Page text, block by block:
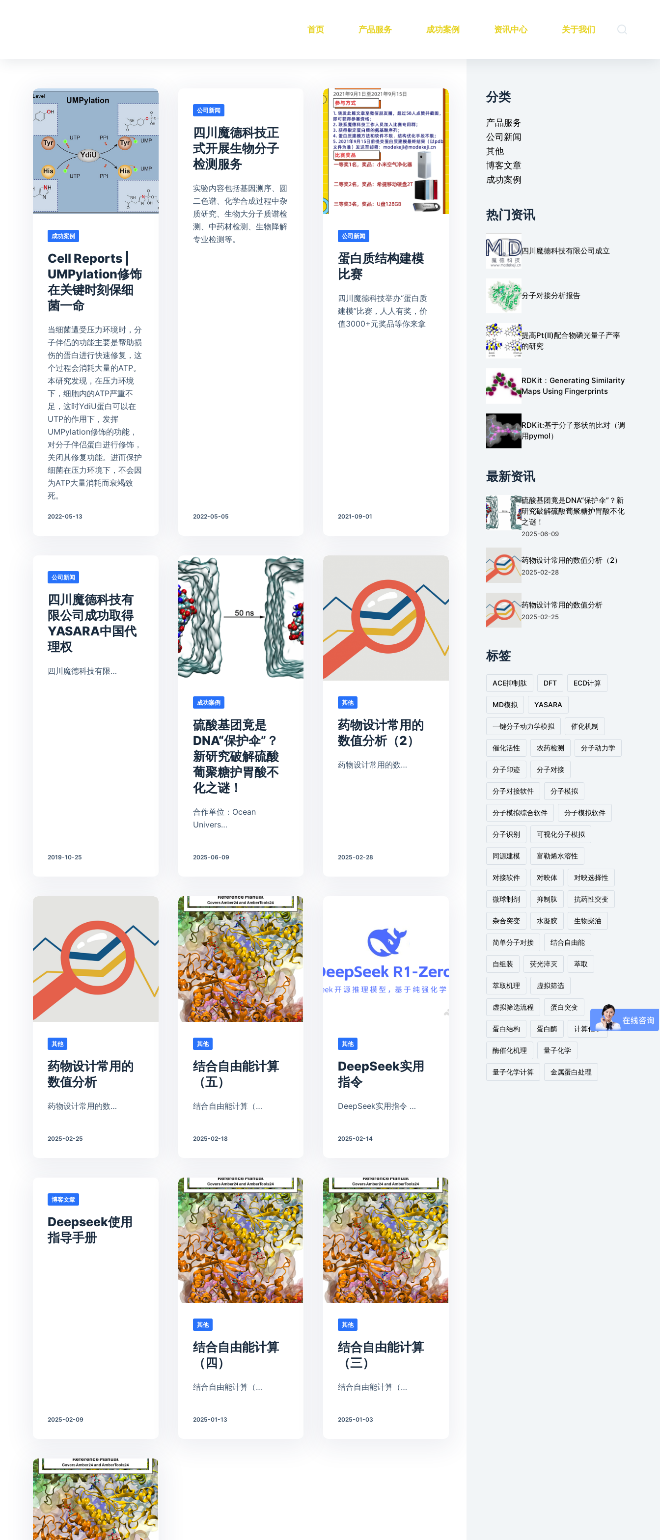
首页 产品服务 成功案例 资讯中心 关于我们
成功案例
Cell Reports |
UMPylation修饰
在关键时刻保细
菌一命
当细菌遭受压力环境时，分
子伴侣的功能主要是帮助损
伤的蛋白进行快速修复，这
个过程会消耗大量的ATP。
本研究发现，在压力环境
下，细胞内的ATP严重不
足，这时YdiU蛋白可以在
UTP的作用下，发挥
UMPylation修饰的功能，
对分子伴侣蛋白进行修饰，
关闭其修复功能。进而保护
细菌在压力环境下，不会因
为ATP大量消耗而衰竭致
死。
2022-05-13
公司新闻
四川魔德科技正
式开展生物分子
检测服务
实验内容包括基因测序、圆
二色谱、化学合成过程中杂
质研究、生物大分子质谱检
测、中药材检测、生物降解
专业检测等。
2022-05-05
公司新闻
蛋白质结构建模
比赛
四川魔德科技举办“蛋白质
建模”比赛，人人有奖，价
值3000+元奖品等你来拿
2021-09-01
公司新闻
四川魔德科技有
限公司成功取得
YASARA中国代
理权
四川魔德科技有限…
2019-10-25
成功案例
硫酸基团竟是
DNA“保护伞”？
新研究破解硫酸
葡聚糖护胃酸不
化之谜！
合作单位：Ocean
Univers…
2025-06-09
其他
药物设计常用的
数值分析（2）
药物设计常用的数…
2025-02-28
其他
药物设计常用的
数值分析
药物设计常用的数…
2025-02-25
其他
结合自由能计算
（五）
结合自由能计算（…
2025-02-18
其他
DeepSeek实用
指令
DeepSeek实用指令 …
2025-02-14
博客文章
Deepseek使用
指导手册
2025-02-09
其他
结合自由能计算
（四）
结合自由能计算（…
2025-01-13
其他
结合自由能计算
（三）
结合自由能计算（…
2025-01-03
分类
产品服务
公司新闻
其他
博客文章
成功案例
热门资讯
四川魔德科技有限公司成立
分子对接分析报告
提高Pt(Ⅱ)配合物磷光量子产率
的研究
RDKit：Generating Similarity
Maps Using Fingerprints
RDKit:基于分子形状的比对（调
用pymol）
最新资讯
硫酸基团竟是DNA“保护伞”？新
研究破解硫酸葡聚糖护胃酸不化
之谜！
2025-06-09
药物设计常用的数值分析（2）
2025-02-28
药物设计常用的数值分析
2025-02-25
标签
ACE抑制肽 DFT ECD计算
MD模拟 YASARA
一键分子动力学模拟 催化机制
催化活性 农药检测 分子动力学
分子印迹 分子对接
分子对接软件 分子模拟
分子模拟综合软件 分子模拟软件
分子识别 可视化分子模拟
同源建模 富勒烯水溶性
对接软件 对映体 对映选择性
微球制剂 抑制肽 抗药性突变
杂合突变 水凝胶 生物柴油
简单分子对接 结合自由能
自组装 荧光淬灭 萃取
萃取机理 虚拟筛选
虚拟筛选流程 蛋白突变
蛋白结构 蛋白酶 计算化学
酶催化机理 量子化学
量子化学计算 金属蛋白处理